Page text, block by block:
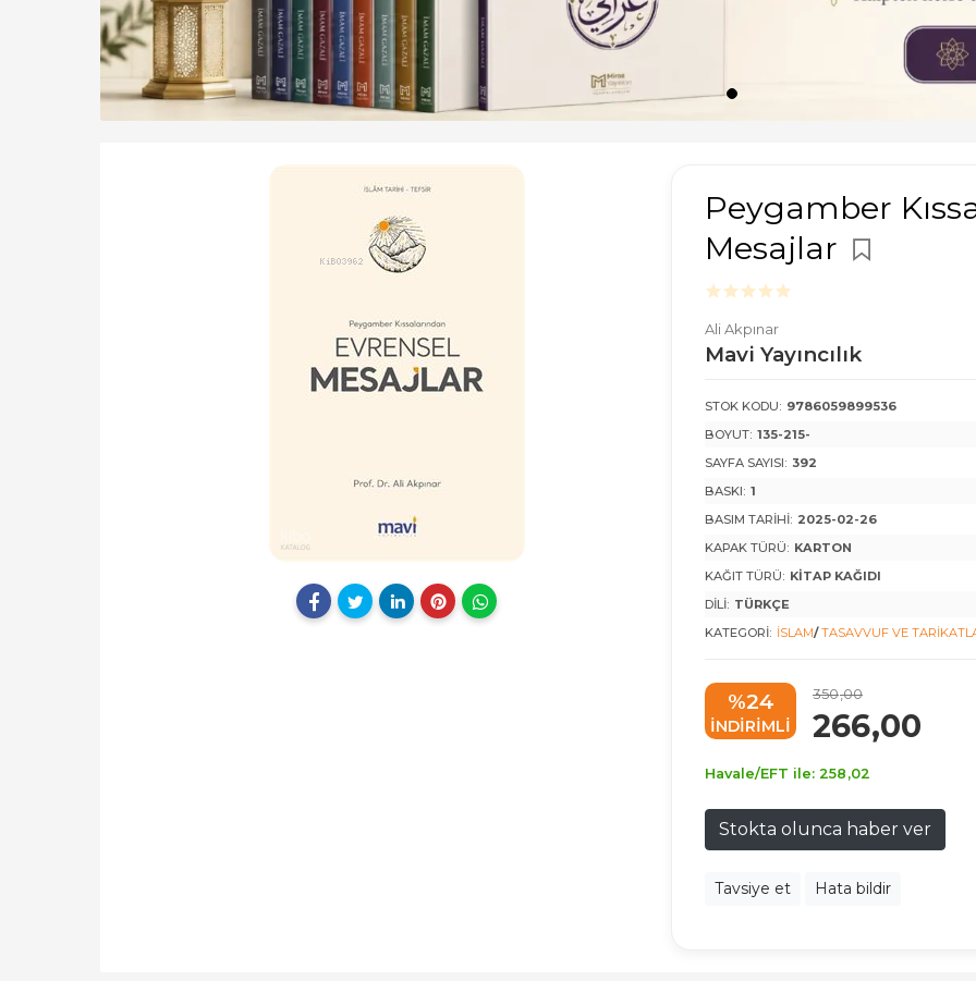
Peygamber
Mesajlar
Ali Akpınar
Mavi Yayıncılık
STOK KODU: 9786059899536
BOYUT: 135-215-
SAYFA SAYISI: 392
BASKI: 1
BASIM TARIHI: 2025-02-26
KAPAK TÜRÜ: KARTON
KAĞIT TÜRÜ: KITAP KAĞIDI
DILI: TÜRKÇE
KATEGORI: İSLAM/TASAVVUF VE
%24
INDIRIMLI
350,00
266,00
Havale/EFT ile: 258 ,02
Stokta olunca haber ver
Tavsiye et Hata bildir